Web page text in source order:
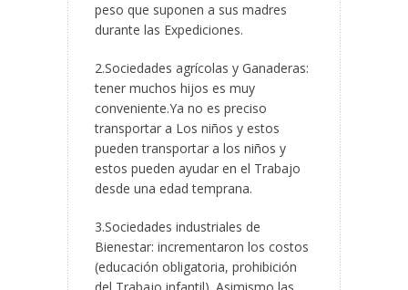
peso que suponen a sus madres
durante las Expediciones.
2.Sociedades agrícolas y Ganaderas:
tener muchos hijos es muy
conveniente.Ya no es preciso
transportar a Los niños y estos
pueden transportar a los niños y
estos pueden ayudar en el Trabajo
desde una edad temprana.
3.Sociedades industriales de
Bienestar: incrementaron los costos
(educación obligatoria, prohibición